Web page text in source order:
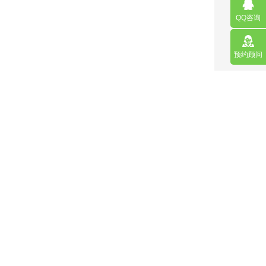
QQ咨询
预约顾问